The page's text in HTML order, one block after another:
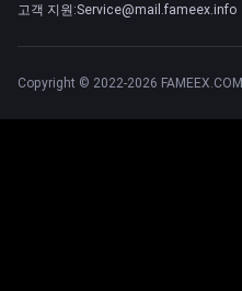
고객 지원:Service@mail.fameex.info
Copyright © 2022-2026